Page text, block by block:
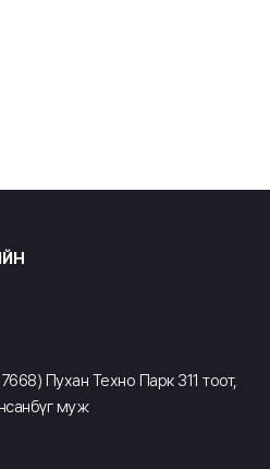
Пухан Техно Парк 311 тоот,
муж